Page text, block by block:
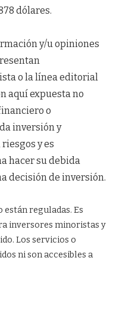
dólares.
y/u opiniones
o la línea editorial
aquí expuesta no
o
inversión y
y es
hacer su debida
decisión de inversión.
reguladas. Es
inversores minoristas y
Los servicios o
ni son accesibles a